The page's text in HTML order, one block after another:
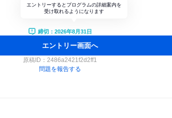
エントリーするとプログラムの詳細案内を
受け取れるようになります
締切：2026年8月31日
エントリー画面へ
原稿ID： 2486a2421f2d2ff1
問題を報告する